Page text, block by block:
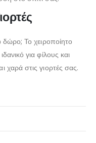
δώρο; Το χειροποίητο
για φίλους και
χαρά στις γιορτές σας.